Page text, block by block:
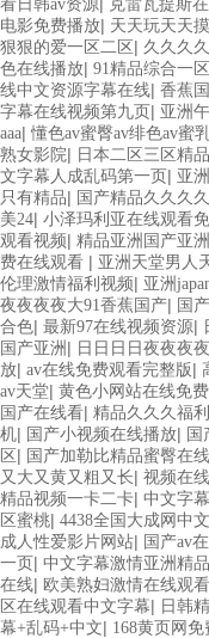
看日韩av资源 克雷瓦提斯
电影免费播放| 天天玩天天
狠狠的爱一区二区 | 久久久
色在线播放| 91精品综合一
线中文资源字幕在线| 香蕉
字幕在线视频第九页 | 亚洲
aaa|懂色av蜜臀av绯色av蜜
熟女影院| 日本二区三区精
文字幕人成乱码第一页 | 亚
只有精品| 国产精品久久久
美24| 小泽玛利亚在线观看
观看视频| 精品亚洲国产亚
费在线观看 | 亚洲天堂男人
伦理激情福利视频| 亚洲
夜夜夜夜大91香蕉国产| 国
合色| 最新97在线视频资源|
国产亚洲 | 日日日日夜夜夜
放| av在线免费观看完整版 |
av天堂| 黄色小网站在线免
国产在线看| 精品久久久福
机| 国产小视频在线播放|
区 | 国产加勒比精品蜜臀在
又大又黄又粗又长| 视频在
精品视频一卡二卡| 中文字
区蜜桃| 4438全国大成网中
成人性爱影片网站| 国产av
一页 | 中文字幕激情亚洲精品
在线| 欧美熟妇激情在线观看
区在线观看中文字幕| 日韩
幕+乱码+中文| 168黄页网